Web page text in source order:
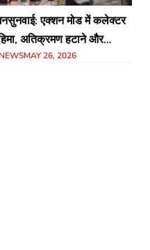
एक्शन मोड में कलेक्टर
अतिक्रमण हटाने और
के त्वरित निराकरण के निर्देश
MAY 26, 2026